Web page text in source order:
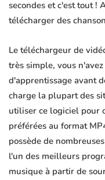
secondes et c'est tout !
télécharger des
Le téléchargeur de
très simple, vous
d'apprentissage avant
charge la plupart des
utiliser ce logiciel pour
préférées au format
possède de
l'un des meilleurs
musique à partir de